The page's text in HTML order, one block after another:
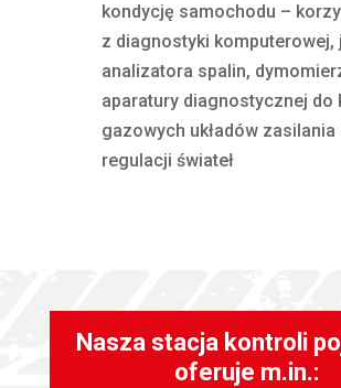
kondycję samochodu –
z diagnostyki komputerowej,
analizatora spalin,
aparatury diagnostycznej do
gazowych układów
regulacji świateł
Nasza stacja kontroli
oferuje m.in.: